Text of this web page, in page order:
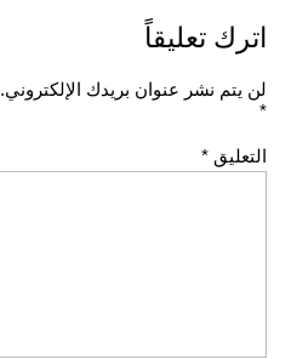
اترك تعليقاً
لن يتم نشر عنوان بريدك الإلكتروني.
*
التعليق *